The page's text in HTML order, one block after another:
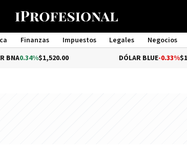
Finanzas Impuestos Legales Negocios
Management
DÓLAR BLUE -0.33%$1,540.00